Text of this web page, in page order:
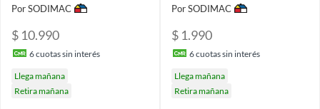
Por SODIMAC
$ 10.990
6cuotas sin interés
Llega mañana
Retira mañana
Por SODIMAC
$ 1.990
6cuotas sin interés
Llega mañana
Retira mañana